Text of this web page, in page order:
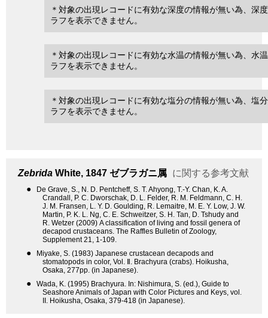
＊対象の出現レコードに有効な深度の情報が無い為、深
ラフを表示できません。
＊対象の出現レコードに有効な水温の情報が無い為、水
ラフを表示できません。
＊対象の出現レコードに有効な塩分の情報が無い為、塩
ラフを表示できません。
Zebrida White, 1847 ゼブラガニ属 に関する参考文献
●
De Grave, S., N. D. Pentcheff, S. T. Ahyong, T.-Y. Chan, K. A.
Crandall, P. C. Dworschak, D. L. Felder, R. M. Feldmann, C. H.
J. M. Fransen, L. Y. D. Goulding, R. Lemaitre, M. E. Y. Low, J. W.
Martin, P. K. L. Ng, C. E. Schweitzer, S. H. Tan, D. Tshudy and
R. Wetzer (2009) A classification of living and fossil genera of
decapod crustaceans. The Raffles Bulletin of Zoology,
Supplement 21, 1-109.
●
Miyake, S. (1983) Japanese crustacean decapods and
stomatopods in color, Vol. Ⅱ. Brachyura (crabs). Hoikusha,
Osaka, 277pp. (in Japanese).
●
Wada, K. (1995) Brachyura. In: Nishimura, S. (ed.), Guide to
Seashore Animals of Japan with Color Pictures and Keys, vol.
II. Hoikusha, Osaka, 379-418 (in Japanese).